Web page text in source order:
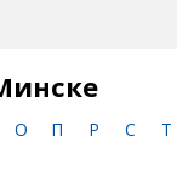
О П Р С Т